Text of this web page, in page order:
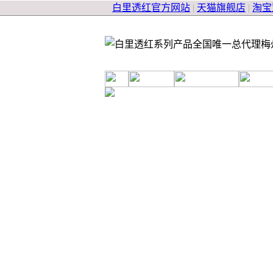
白里透红官方网站 | 天猫旗舰店 | 淘